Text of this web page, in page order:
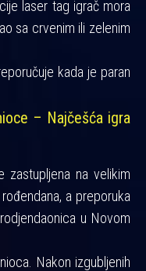
laser tag igrač mora
sa crvenim ili zelenim
kada je paran
– Najčešća igra
zastupljena na velikim
a preporuka
u Novom
Nakon izgubljenih